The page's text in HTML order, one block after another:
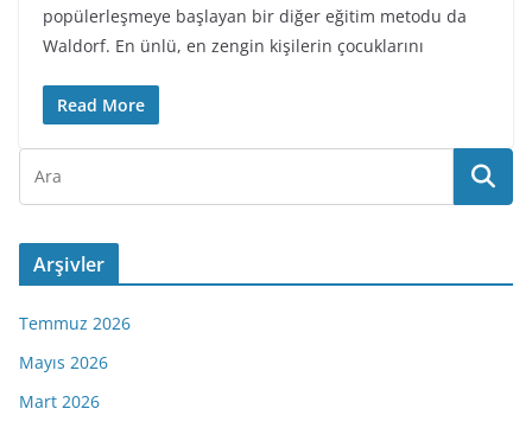
popülerleşmeye başlayan bir diğer eğitim metodu da
Waldorf. En ünlü, en zengin kişilerin çocuklarını
Read More
Arşivler
Temmuz 2026
Mayıs 2026
Mart 2026